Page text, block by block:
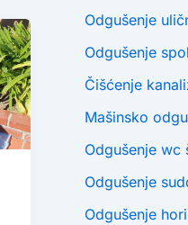
Odgušenje
Odgušenje
Čišćenje
Mašinsko
Odgušenje wc
Odgušenje
Odgušenje